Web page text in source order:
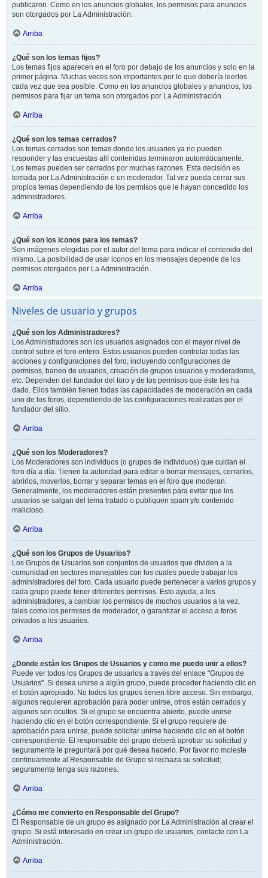
publicaron. Como en los anuncios globales, los permisos para anuncios
son otorgados por La Administración.
Arriba
¿Qué son los temas fijos?
Los temas fijos aparecen en el foro por debajo de los anuncios y solo en la
primer página. Muchas veces son importantes por lo que debería leerlos
cada vez que sea posible. Como en los anuncios globales y anuncios, los
permisos para fijar un tema son otorgados por La Administración.
Arriba
¿Qué son los temas cerrados?
Los temas cerrados son temas donde los usuarios ya no pueden
responder y las encuestas allí contenidas terminaron automáticamente.
Los temas pueden ser cerrados por muchas razones. Esta decisión es
tomada por La Administración o un moderador. Tal vez pueda cerrar sus
propios temas dependiendo de los permisos que le hayan concedido los
administradores.
Arriba
¿Qué son los iconos para los temas?
Son imágenes elegidas por el autor del tema para indicar el contenido del
mismo. La posibilidad de usar iconos en los mensajes depende de los
permisos otorgados por La Administración.
Arriba
Niveles de usuario y grupos
¿Qué son los Administradores?
Los Administradores son los usuarios asignados con el mayor nivel de
control sobre el foro entero. Estos usuarios pueden controlar todas las
acciones y configuraciones del foro, incluyendo configuraciones de
permisos, baneo de usuarios, creación de grupos usuarios y moderadores,
etc. Dependen del fundador del foro y de los permisos que éste les ha
dado. Ellos también tienen todas las capacidades de moderación en cada
uno de los foros, dependiendo de las configuraciones realizadas por el
fundador del sitio.
Arriba
¿Qué son los Moderadores?
Los Moderadores son individuos (o grupos de individuos) que cuidan el
foro día a día. Tienen la autoridad para editar o borrar mensajes, cerrarlos,
abrirlos, moverlos, borrar y separar temas en el foro que moderan.
Generalmente, los moderadores están presentes para evitar que los
usuarios se salgan del tema tratado o publiquen spam y/o contenido
malicioso.
Arriba
¿Qué son los Grupos de Usuarios?
Los Grupos de Usuarios son conjuntos de usuarios que dividen a la
comunidad en sectores manejables con los cuales puede trabajar los
administradores del foro. Cada usuario puede pertenecer a varios grupos y
cada grupo puede tener diferentes permisos. Esto ayuda, a los
administradores, a cambiar los permisos de muchos usuarios a la vez,
tales como los permisos de moderador, o garantizar el acceso a foros
privados a los usuarios.
Arriba
¿Donde están los Grupos de Usuarios y como me puedo unir a ellos?
Puede ver todos los Grupos de usuarios a través del enlace "Grupos de
Usuarios". Si desea unirse a algún grupo, puede proceder haciendo clic en
el botón apropiado. No todos los grupos tienen libre acceso. Sin embargo,
algunos requieren aprobación para poder unirse, otros están cerrados y
algunos son ocultos. Si el grupo se encuentra abierto, puede unirse
haciendo clic en el botón correspondiente. Si el grupo requiere de
aprobación para unirse, puede solicitar unirse haciendo clic en el botón
correspondiente. El responsable del grupo deberá aprobar su solicitud y
seguramente le preguntará por qué desea hacerlo. Por favor no moleste
continuamente al Responsable de Grupo si rechaza su solicitud;
seguramente tenga sus razones.
Arriba
¿Cómo me convierto en Responsable del Grupo?
El Responsable de un grupo es asignado por La Administración al crear el
grupo. Si está interesado en crear un grupo de usuarios, contacte con La
Administración.
Arriba